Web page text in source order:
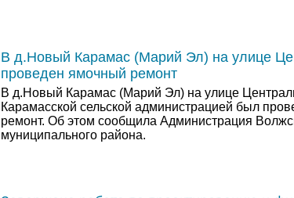
В д.Новый Карамас (Марий Эл) на улице
проведен ямочный ремонт
В д.Новый Карамас (Марий Эл) на улице
Карамасской сельской администрацией был
ремонт. Об этом сообщила Администрация
муниципального района.